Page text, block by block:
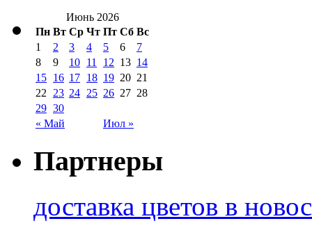
Июнь 2026
Пн Вт Ср Чт Пт Сб Вс
« Май Июл »
1 2 3 4 5 6
7
8
9 10 11 12 13 14
15 16 17 18 19 20 21
22
23 24 25 26 27 28
29 30
Партнеры
доставка цветов в